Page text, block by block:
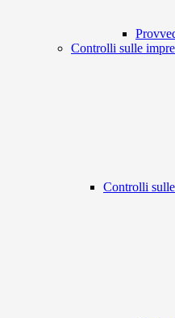
Controlli sulle
Controlli